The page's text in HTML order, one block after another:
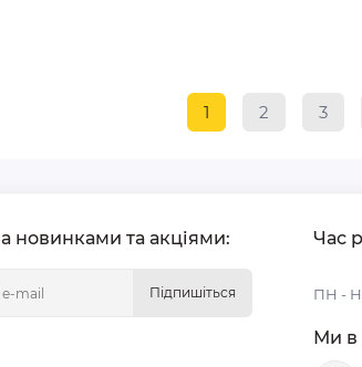
1 2 3
новинками та акціями:
Підпишіться
Час
ПН -
Ми в